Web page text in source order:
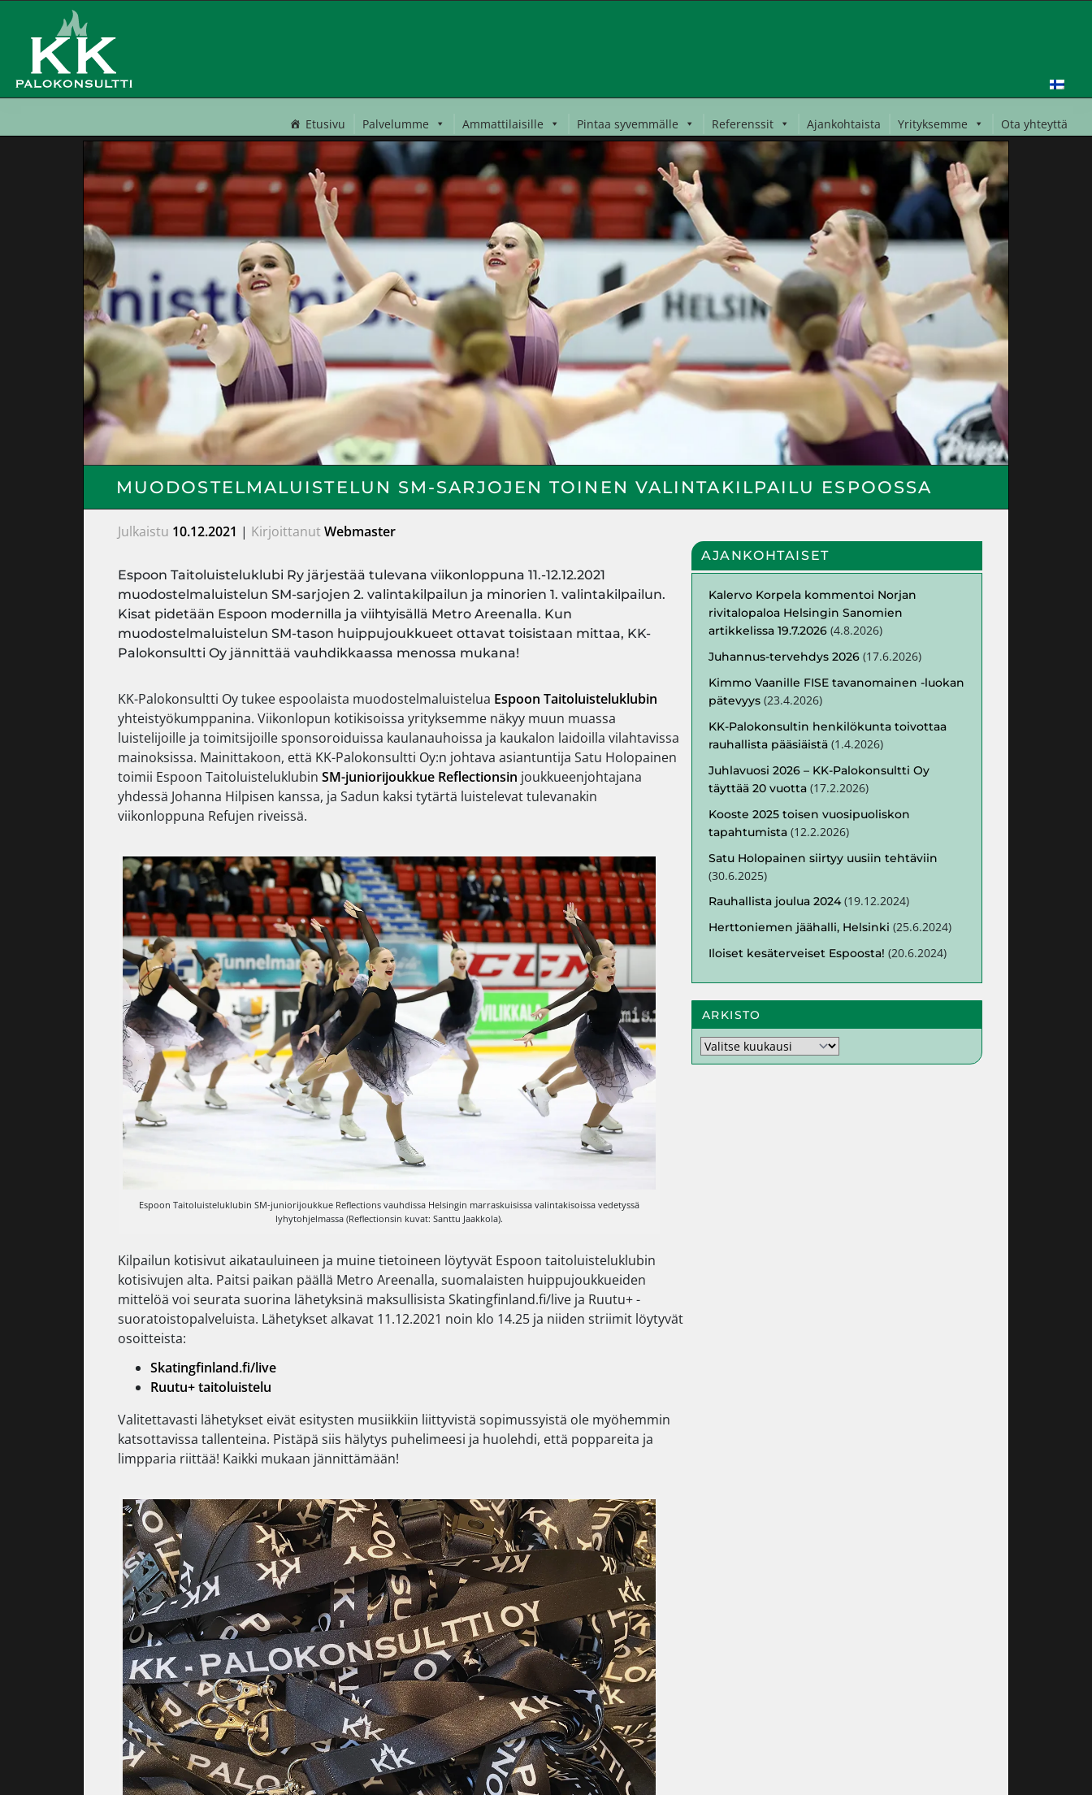
Etusivu Palvelumme Ammattilaisille Pintaa syvemmälle Referenssit Ajankohtaista Yrityksemme Ota yhteyttä
MUODOSTELMALUISTELUN SM-SARJOJEN TOINEN VALINTAKILPAILU ESPOOSSA
Julkaistu 10.12.2021 | KirjoittanutWebmaster
Espoon Taitoluisteluklubi Ry järjestää tulevana viikonloppuna 11.-12.12.2021
muodostelmaluistelun SM-sarjojen 2. valintakilpailun ja minorien 1. valintakilpailun.
Kisat pidetään Espoon modernilla ja viihtyisällä Metro Areenalla. Kun
muodostelmaluistelun SM-tason huippujoukkueet ottavat toisistaan mittaa, KK-
Palokonsultti Oy jännittää vauhdikkaassa menossa mukana!
KK-Palokonsultti Oy tukee espoolaista muodostelmaluistelua Espoon Taitoluisteluklubin
yhteistyökumppanina. Viikonlopun kotikisoissa yrityksemme näkyy muun muassa
luistelijoille ja toimitsijoille sponsoroiduissa kaulanauhoissa ja kaukalon laidoilla vilahtavissa
mainoksissa. Mainittakoon, että KK-Palokonsultti Oy:n johtava asiantuntija Satu Holopainen
toimii Espoon Taitoluisteluklubin SM-juniorijoukkue Reflectionsin joukkueenjohtajana
yhdessä Johanna Hilpisen kanssa, ja Sadun kaksi tytärtä luistelevat tulevanakin
viikonloppuna Refujen riveissä.
Espoon Taitoluisteluklubin SM-juniorijoukkue Reflections vauhdissa Helsingin marraskuisissa valintakisoissa vedetyssä
lyhytohjelmassa (Reflectionsin kuvat: Santtu Jaakkola).
Kilpailun kotisivut aikatauluineen ja muine tietoineen löytyvät Espoon taitoluisteluklubin
kotisivujen alta. Paitsi paikan päällä Metro Areenalla, suomalaisten huippujoukkueiden
mittelöä voi seurata suorina lähetyksinä maksullisista Skatingfinland.fi/live ja Ruutu+ -
suoratoistopalveluista. Lähetykset alkavat 11.12.2021 noin klo 14.25 ja niiden striimit löytyvät
osoitteista:
Skatingfinland.fi/live
Ruutu+ taitoluistelu
Valitettavasti lähetykset eivät esitysten musiikkiin liittyvistä sopimussyistä ole myöhemmin
katsottavissa tallenteina. Pistäpä siis hälytys puhelimeesi ja huolehdi, että poppareita ja
limpparia riittää! Kaikki mukaan jännittämään!
AJANKOHTAISET
Kalervo Korpela kommentoi Norjan
rivitalopaloa Helsingin Sanomien
artikkelissa 19.7.2026 (4.8.2026)
Juhannus-tervehdys 2026 (17.6.2026)
Kimmo Vaanille FISE tavanomainen -luokan
pätevyys (23.4.2026)
KK-Palokonsultin henkilökunta toivottaa
rauhallista pääsiäistä (1.4.2026)
Juhlavuosi 2026 – KK-Palokonsultti Oy
täyttää 20 vuotta (17.2.2026)
Kooste 2025 toisen vuosipuoliskon
tapahtumista (12.2.2026)
Satu Holopainen siirtyy uusiin tehtäviin
(30.6.2025)
Rauhallista joulua 2024(19.12.2024)
Herttoniemen jäähalli, Helsinki (25.6.2024)
Iloiset kesäterveiset Espoosta! (20.6.2024)
ARKISTO